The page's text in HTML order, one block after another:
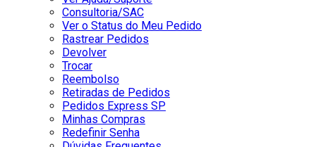
Consultoria/SAC
Ver o Status do Meu Pedido
Rastrear Pedidos
Devolver
Trocar
Reembolso
Retiradas de Pedidos
Pedidos Express SP
Minhas Compras
Redefinir Senha